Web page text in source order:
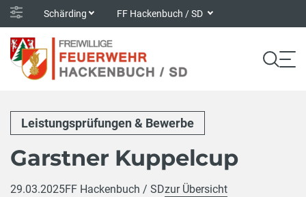
Schärding FF Hackenbuch / SD
Leistungsprüfungen & Bewerbe
Garstner Kuppelcup
29.03.2025FF Hackenbuch / SDzur Übersicht